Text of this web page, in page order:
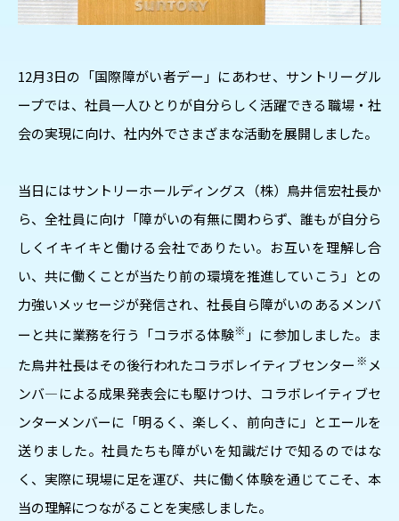
12月3日の「国際障がい者デー」にあわせ、サントリーグル
ープでは、社員一人ひとりが自分らしく活躍できる職場・社
会の実現に向け、社内外でさまざまな活動を展開しました。
当日にはサントリーホールディングス（株）鳥井信宏社長か
ら、全社員に向け「障がいの有無に関わらず、誰もが自分ら
しくイキイキと働ける会社でありたい。お互いを理解し合
い、共に働くことが当たり前の環境を推進していこう」との
力強いメッセージが発信され、社長自ら障がいのあるメンバ
ーと共に業務を行う「コラボる体験※ 」に参加しました。ま
た鳥井社長はその後行われたコラボレイティブセンター ※ メ
ンバ―による成果発表会にも駆けつけ、コラボレイティブセ
ンターメンバーに「明るく、楽しく、前向きに」とエールを
送りました。社員たちも障がいを知識だけで知るのではな
く、実際に現場に足を運び、共に働く体験を通じてこそ、本
当の理解につながることを実感しました。